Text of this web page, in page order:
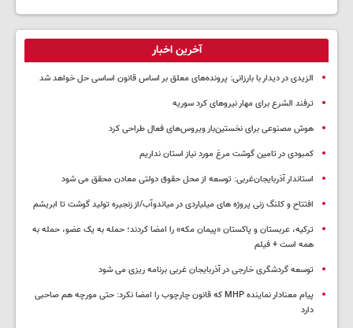
آخرین اخبار
الزیدی در دیدار با بارزانی: پرونده‌های معلق بر اساس قانون اساسی حل خواهد شد
ترفند الشرع برای مهار نیروهای کرد سوریه
هوش مصنوعی برای نخستین‌بار ویروس‌های فعال طراحی کرد
کمبودی در تامین گوشت مرغ مورد نیاز استان نداریم
استاندار آذربایجان‌غربی: توسعه از محل حقوق دولتی معادن محقق می شود
افتتاح و کلنگ زنی پروژه های میلیاردی در میاندوآب/از زنجیره تولید گوشت تا ابریشم
ترکیه، عربستان و پاکستان «پیمان مکه» را امضا کردند؛ حمله به یک عضو، حمله به
همه است + فیلم
توسعه گردشگری خارجی در آذربایجان غربی برنامه ریزی می شود
پیام معنادار نماینده MHP که قانون چارچوب را امضا نکرد: حتی مورچه هم صاحبی
دارد